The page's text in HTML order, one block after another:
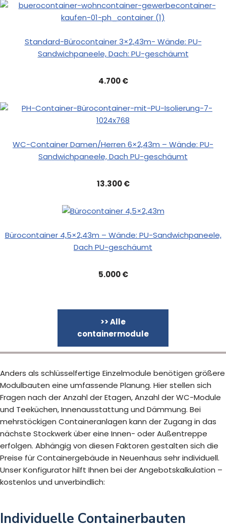
Standard-Bürocontainer 3×2,43m- Wände: PU-
Sandwichpaneele, Dach: PU-geschäumt
4.700 €
WC-Container Damen/Herren 6×2,43m – Wände: PU-
Sandwichpaneele, Dach PU-geschäumt
13.300 €
Bürocontainer 4,5×2,43m – Wände: PU-Sandwichpaneele,
Dach PU-geschäumt
5.000 €
>> Alle
containermodule
Anders als schlüsselfertige Einzelmodule benötigen größere
Modulbauten eine umfassende Planung. Hier stellen sich
Fragen nach der Anzahl der Etagen, Anzahl der WC-Module
und Teeküchen, Innenausstattung und Dämmung. Bei
mehrstöckigen Containeranlagen kann der Zugang in das
nächste Stockwerk über eine Innen- oder Außentreppe
erfolgen. Abhängig von diesen Faktoren gestalten sich die
Preise für Containergebäude in Neuenhaus sehr individuell.
Unser Konfigurator hilft Ihnen bei der Angebotskalkulation –
kostenlos und unverbindlich:
Individuelle Containerbauten